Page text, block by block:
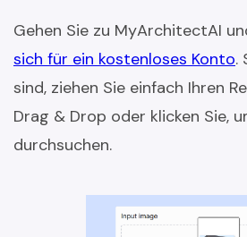
Gehen Sie zu MyArchitectAI
sich für ein kostenloses Konto.
sind, ziehen Sie einfach Ihren
Drag & Drop oder klicken Sie,
durchsuchen.